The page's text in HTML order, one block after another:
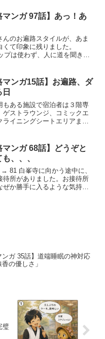
マンガ 97話】あっ！あ
んのお遍路スタイルが、あま
くて印象に残りました。
プは使わず、人に道を聞きな
」を持ってますが、私は違う
のお遍路マップ...
マンガ15話】お遍路、ダ
もある施設で宿泊者は３階専
ゲストラウンジ、コミックエ
ライニングシートエリアまで
なったけど、横になれるなら
ね。宿泊先：し...
マンガ 68話】どうぞと
、、、
81 白峯寺に向かう途中に、
待所がありました。お接待所
ぜか勝手に入るような気持ち
ンガ 35話】道端睡眠の神対応
香の優しさ」
璧